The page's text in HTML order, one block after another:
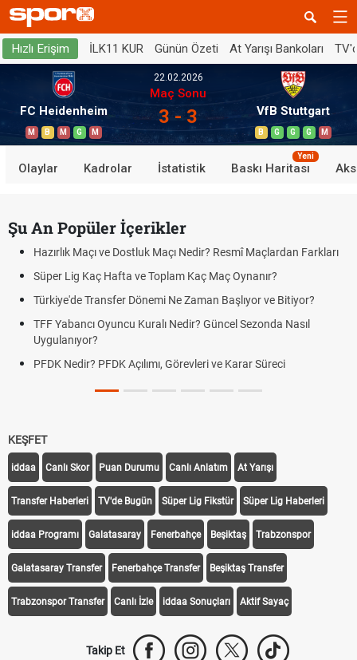
Hızlı Erişim İLK11 KUR Günün Özeti At Yarışı Bankoları
FC Heidenheim
M B M G M
22.02.2026
Maç Sonu
3 - 3 VfB Stuttgart
B G G G M
Olaylar Kadrolar İstatistik Baskı Haritası
Yeni
Şu An Popüler İçerikler
Hazırlık Maçı ve Dostluk Maçı Nedir? Resmî Maçlardan Farkları
Süper Lig Kaç Hafta ve Toplam Kaç Maç Oynanır?
Türkiye'de Transfer Dönemi Ne Zaman Başlıyor ve Bitiyor?
TFF Yabancı Oyuncu Kuralı Nedir? Güncel Sezonda Nasıl
Uygulanıyor?
PFDK Nedir? PFDK Açılımı, Görevleri ve Karar Süreci
KEŞFET
iddaa Canlı Skor Puan Durumu Canlı Anlatım At Yarışı
Transfer Haberleri TV'de Bugün Süper Lig Fikstür Süper Lig Haberleri
iddaa Programı Galatasaray Fenerbahçe Beşiktaş Trabzonspor
Galatasaray Transfer Fenerbahçe Transfer Beşiktaş Transfer
Trabzonspor Transfer Canlı İzle iddaa Sonuçları Aktif Sayaç
Takip Et